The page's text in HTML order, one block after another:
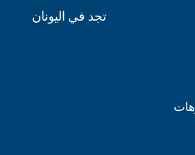
تجد في اليونان